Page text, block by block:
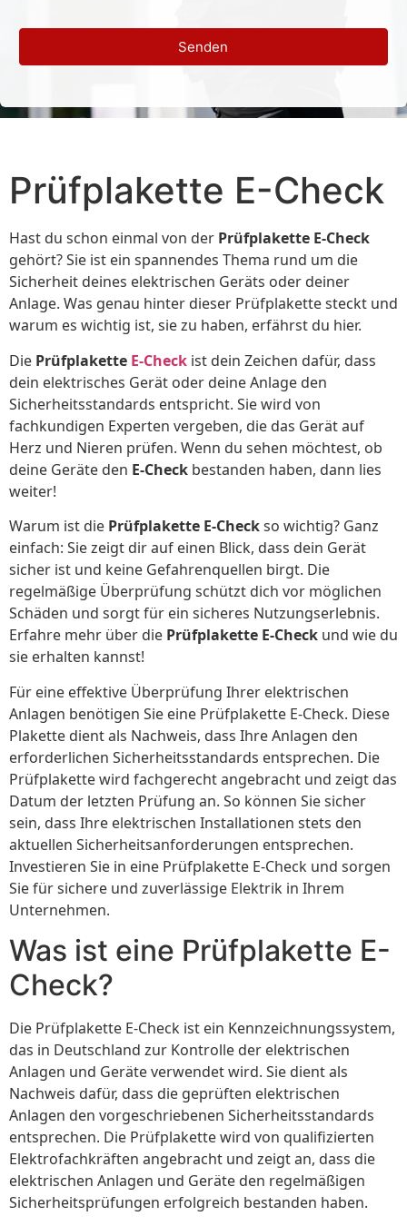
Senden
Prüfplakette E-Check
Hast du schon einmal von der Prüfplakette E-Check
gehört? Sie ist ein spannendes Thema rund um die
Sicherheit deines elektrischen Geräts oder deiner
Anlage. Was genau hinter dieser Prüfplakette steckt und
warum es wichtig ist, sie zu haben, erfährst du hier.
Die Prüfplakette E-Check ist dein Zeichen dafür, dass
dein elektrisches Gerät oder deine Anlage den
Sicherheitsstandards entspricht. Sie wird von
fachkundigen Experten vergeben, die das Gerät auf
Herz und Nieren prüfen. Wenn du sehen möchtest, ob
deine Geräte den E-Check bestanden haben, dann lies
weiter!
Warum ist die Prüfplakette E-Checkso wichtig? Ganz
einfach: Sie zeigt dir auf einen Blick, dass dein Gerät
sicher ist und keine Gefahrenquellen birgt. Die
regelmäßige Überprüfung schützt dich vor möglichen
Schäden und sorgt für ein sicheres Nutzungserlebnis.
Erfahre mehr über die Prüfplakette E-Check und wie du
sie erhalten kannst!
Für eine effektive Überprüfung Ihrer elektrischen
Anlagen benötigen Sie eine Prüfplakette E-Check. Diese
Plakette dient als Nachweis, dass Ihre Anlagen den
erforderlichen Sicherheitsstandards entsprechen. Die
Prüfplakette wird fachgerecht angebracht und zeigt das
Datum der letzten Prüfung an. So können Sie sicher
sein, dass Ihre elektrischen Installationen stets den
aktuellen Sicherheitsanforderungen entsprechen.
Investieren Sie in eine Prüfplakette E-Check und sorgen
Sie für sichere und zuverlässige Elektrik in Ihrem
Unternehmen.
Was ist eine Prüfplakette E-
Check?
Die Prüfplakette E-Check ist ein Kennzeichnungssystem,
das in Deutschland zur Kontrolle der elektrischen
Anlagen und Geräte verwendet wird. Sie dient als
Nachweis dafür, dass die geprüften elektrischen
Anlagen den vorgeschriebenen Sicherheitsstandards
entsprechen. Die Prüfplakette wird von qualifizierten
Elektrofachkräften angebracht und zeigt an, dass die
elektrischen Anlagen und Geräte den regelmäßigen
Sicherheitsprüfungen erfolgreich bestanden haben.